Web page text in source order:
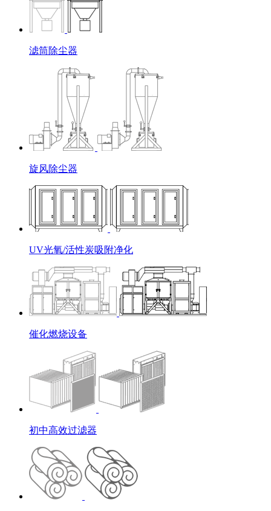
滤筒除尘器
旋风除尘器
UV光氧/活性炭吸附净化
催化燃烧设备
初中高效过滤器